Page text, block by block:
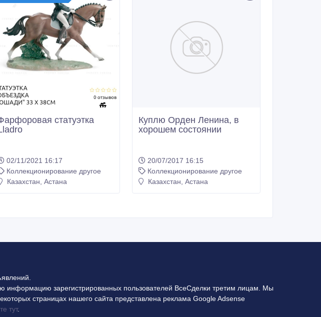
статуэтка
02/11/2021 16:17
Коллекционирование другое
Казахстан, Астана
Куплю Орден Ленина, в
хорошем состоянии
20/07/2017 16:15
Коллекционирование другое
Казахстан, Астана
зарегистрированных пользователей ВсеСделки третим лицам. Мы
страницах нашего сайта представлена реклама Google Adsense
тут.